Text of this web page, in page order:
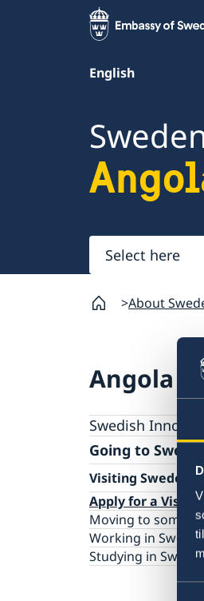
English
Select
here
About
Angola
Swedish
Going to
Visiting Sweden
Apply for a Visa
Moving to
Working in
Studying in